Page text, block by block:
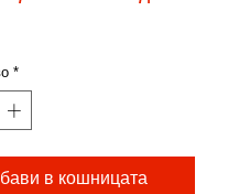
*
в кошницата